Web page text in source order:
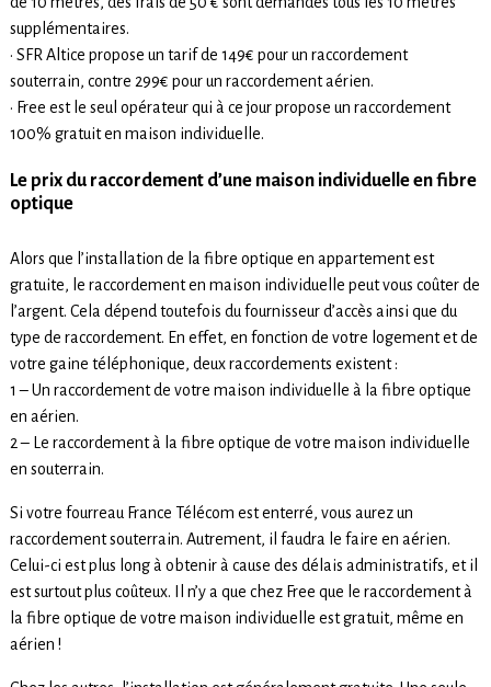
supplémentaires.
• SFR Altice propose un tarif de 149€ pour un raccordement
souterrain, contre 299€ pour un raccordement aérien.
• Free est le seul opérateur qui à ce jour propose un raccordement
100% gratuit en maison individuelle.
Le prix du raccordement d’une maison individuelle en fibre
optique
Alors que l’installation de la fibre optique en appartement est
gratuite, le raccordement en maison individuelle peut vous coûter de
l’argent. Cela dépend toutefois du fournisseur d’accès ainsi que du
type de raccordement. En effet, en fonction de votre logement et de
votre gaine téléphonique, deux raccordements existent :
1 – Un raccordement de votre maison individuelle à la fibre optique
en aérien.
2 – Le raccordement à la fibre optique de votre maison individuelle
en souterrain.
Si votre fourreau France Télécom est enterré, vous aurez un
raccordement souterrain. Autrement, il faudra le faire en aérien.
Celui-ci est plus long à obtenir à cause des délais administratifs, et il
est surtout plus coûteux. Il n’y a que chez Free que le raccordement à
la fibre optique de votre maison individuelle est gratuit, même en
aérien !